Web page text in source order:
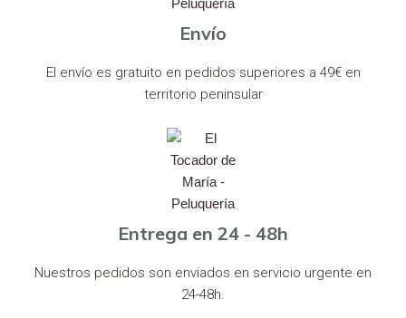
Envío
El envío es gratuito en pedidos superiores a 49€ en
territorio peninsular
Entrega en 24 - 48h
Nuestros pedidos son enviados en servicio urgente en
24-48h.